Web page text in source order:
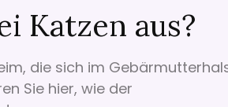
Katzen aus?
die sich im
Sie hier, wie der